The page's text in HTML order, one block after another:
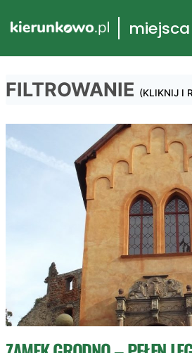
do
miejsca
FILTROWANIE (KLIKNIJ I